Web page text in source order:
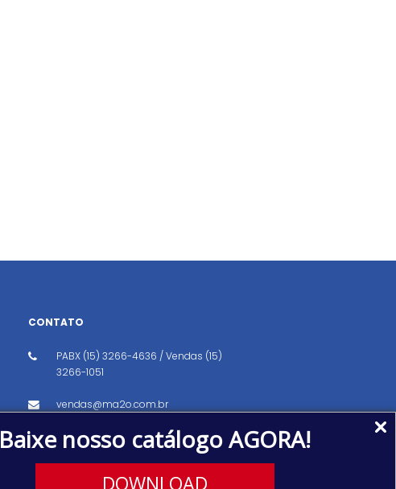
Baixe nosso catálogo AGORA!
DOWNLOAD
CONTATO
PABX (15) 3266-4636 / Vendas (15)
3266-1051
vendas@ma2o.com.br
Avenida dos Eucaliptos, 151, Distrito
Industrial, Iperó/SP CEP: 18560-000